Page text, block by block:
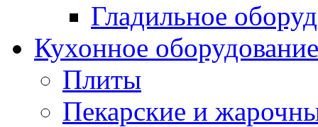
Гладильное
Кухонное оборудование
Плиты
Пекарские и